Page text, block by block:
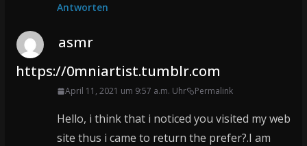
Antworten
asmr
https://0mniartist.tumblr.com
April 11, 2021 um 9:57 a.m. Uhr Permalink
Hello, i think that i noticed you visited my web
site thus i came to return the prefer?.I am